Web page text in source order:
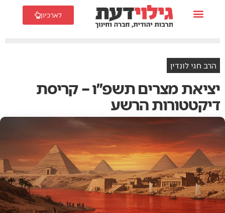
לארכיון
הרב חגי לונדין
יציאת מצרים תשפ״ו – קריסת
דיקטטורות הרשע